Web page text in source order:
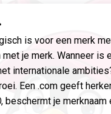
is voor een merk
je merk. Wanneer is
internationale
Een .com geeft
beschermt je